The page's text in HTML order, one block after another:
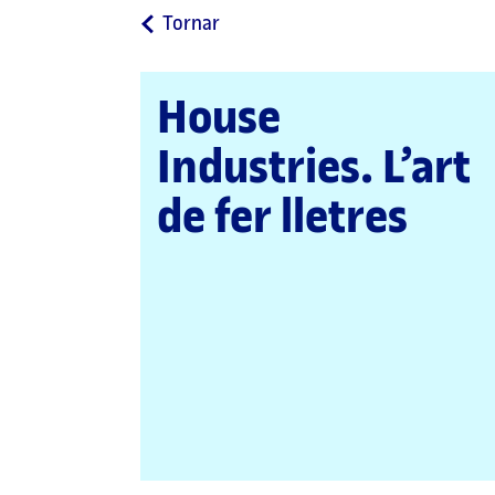
Tornara
principal
House
Industries. L’art
de fer lletres